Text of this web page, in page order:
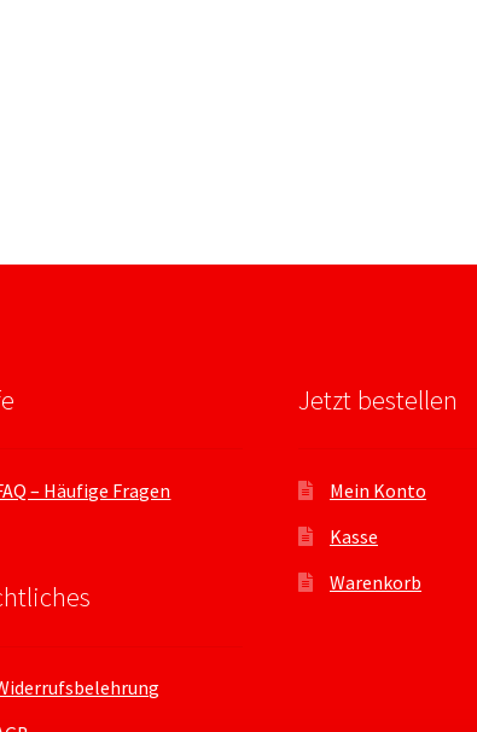
– Häufige Fragen
Jetzt bestellen
Mein Konto
Kasse
Warenkorb